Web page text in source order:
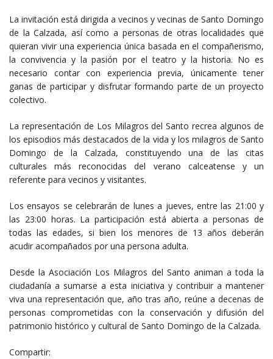
La invitación está dirigida a vecinos y vecinas de Santo Domingo
de la Calzada, así como a personas de otras localidades que
quieran vivir una experiencia única basada en el compañerismo,
la convivencia y la pasión por el teatro y la historia. No es
necesario contar con experiencia previa, únicamente tener
ganas de participar y disfrutar formando parte de un proyecto
colectivo.
La representación de Los Milagros del Santo recrea algunos de
los episodios más destacados de la vida y los milagros de Santo
Domingo de la Calzada, constituyendo una de las citas
culturales más reconocidas del verano calceatense y un
referente para vecinos y visitantes.
Los ensayos se celebrarán de lunes a jueves, entre las 21:00 y
las 23:00 horas. La participación está abierta a personas de
todas las edades, si bien los menores de 13 años deberán
acudir acompañados por una persona adulta.
Desde la Asociación Los Milagros del Santo animan a toda la
ciudadanía a sumarse a esta iniciativa y contribuir a mantener
viva una representación que, año tras año, reúne a decenas de
personas comprometidas con la conservación y difusión del
patrimonio histórico y cultural de Santo Domingo de la Calzada.
Compartir: